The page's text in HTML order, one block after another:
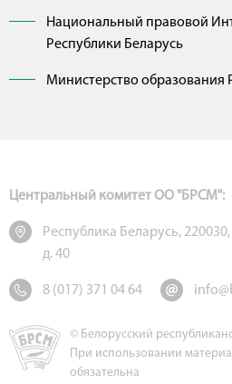
Национальный правовой
Республики Беларусь
Министерство образования
Центральный комитет ОО "БРСМ":
Республика Беларусь,
д. 40
8 (017) 371 04 64
© Белорусский
При использовании
обязательна